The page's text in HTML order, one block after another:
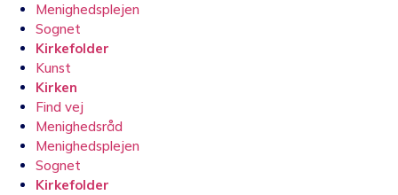
Menighedsplejen
Sognet
Kirkefolder
Kunst
Kirken
Find vej
Menighedsråd
Menighedsplejen
Sognet
Kirkefolder